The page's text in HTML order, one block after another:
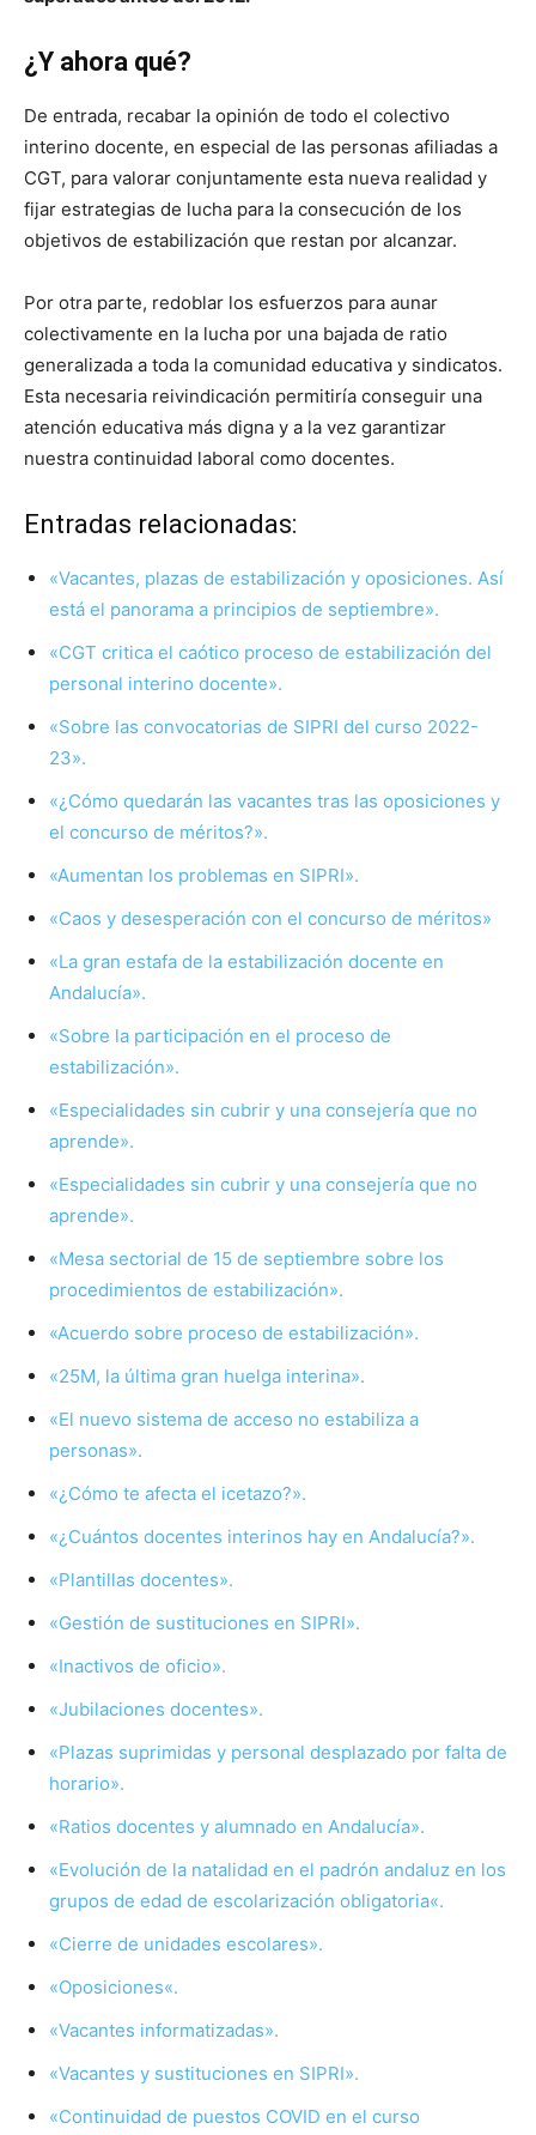
¿Y ahora qué?
De entrada, recabar la opinión de todo el colectivo
interino docente, en especial de las personas afiliadas a
CGT, para valorar conjuntamente esta nueva realidad y
fijar estrategias de lucha para la consecución de los
objetivos de estabilización que restan por alcanzar.
Por otra parte, redoblar los esfuerzos para aunar
colectivamente en la lucha por una bajada de ratio
generalizada a toda la comunidad educativa y sindicatos.
Esta necesaria reivindicación permitiría conseguir una
atención educativa más digna y a la vez garantizar
nuestra continuidad laboral como docentes.
Entradas relacionadas:
«Vacantes, plazas de estabilización y oposiciones. Así
está el panorama a principios de septiembre».
«CGT critica el caótico proceso de estabilización del
personal interino docente».
«Sobre las convocatorias de SIPRI del curso 2022-
23».
«¿Cómo quedarán las vacantes tras las oposiciones y
el concurso de méritos?».
«Aumentan los problemas en SIPRI».
«Caos y desesperación con el concurso de méritos»
«La gran estafa de la estabilización docente en
Andalucía».
«Sobre la participación en el proceso de
estabilización».
«Especialidades sin cubrir y una consejería que no
aprende».
«Especialidades sin cubrir y una consejería que no
aprende».
«Mesa sectorial de 15 de septiembre sobre los
procedimientos de estabilización».
«Acuerdo sobre proceso de estabilización».
«25M, la última gran huelga interina».
«El nuevo sistema de acceso no estabiliza a
personas».
«¿Cómo te afecta el icetazo?».
«¿Cuántos docentes interinos hay en Andalucía?».
«Plantillas docentes».
«Gestión de sustituciones en SIPRI».
«Inactivos de oficio».
«Jubilaciones docentes».
«Plazas suprimidas y personal desplazado por falta de
horario».
«Ratios docentes y alumnado en Andalucía».
«Evolución de la natalidad en el padrón andaluz en los
grupos de edad de escolarización obligatoria«.
«Cierre de unidades escolares».
«Oposiciones«.
«Vacantes informatizadas».
«Vacantes y sustituciones en SIPRI».
«Continuidad de puestos COVID en el curso